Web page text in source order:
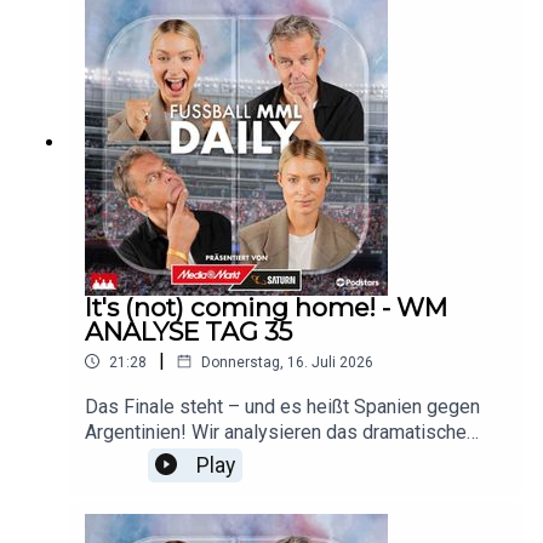
Dazu Schweinsteigers überraschender
Bundestrainer-Vorschlag und die neuesten
Wechselgerüchte um Pejcinovic und
Schlotterbeck. Maik und Lena ordnen ein – wie
immer bei MML Daily.Weitere Infos zu uns und
unseren Werbepartnern findest du hier:
https://linktr.ee/mmldaily
It's (not) coming home! - WM
ANALYSE TAG 35
21:28 | Donnerstag, 16. Juli 2026
Das Finale steht – und es heißt Spanien gegen
Argentinien! Wir analysieren das dramatische
zweite Halbfinale: England führt gegen den
Weltmeister, verwaltet zu früh – und dann schlägt
schickt Thomas Tuchel bitter nach Hause.
Play